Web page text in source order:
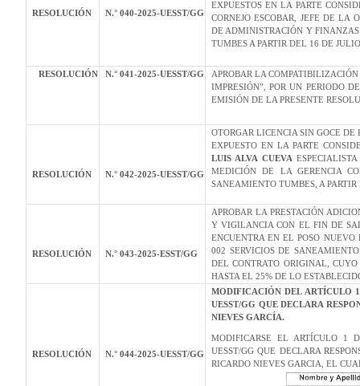
RESOLUCIÓN N.° 040-2025-UESST/GG
EXPUESTOS EN LA PARTE
CORNEJO ESCOBAR, JEFE DE
DE ADMINISTRACIÓN Y
TUMBES A PARTIR DEL 16 DE
RESOLUCIÓN N.° 041-2025-UESST/GG
APROBAR LA
IMPRESIÓN”, POR UN PERIODO
EMISIÓN DE LA PRESENTE
RESOLUCIÓN N.° 042-2025-UESST/GG
OTORGAR LICENCIA SIN GOCE DE
EXPUESTO EN LA PARTE
LUIS ALVA CUEVA
MEDICIÓN DE LA GERENCIA
SANEAMIENTO TUMBES, A
RESOLUCIÓN N.° 043-2025-ESST/GG
APROBAR LA PRESTACIÓN
Y VIGILANCIA CON EL FIN DE
ENCUENTRA EN EL POSO
002 SERVICIOS DE
DEL CONTRATO ORIGINAL, CUYO
HASTA EL 25% DE LO
RESOLUCIÓN N.° 044-2025-UESST/GG
MODIFICACIÓN DEL ARTÍCULO
UESST/GG QUE DECLARA
NIEVES GARCÍA.
MODIFICARSE EL ARTÍCULO 1
UESST/GG QUE DECLARA
RICARDO NIEVES GARCIA, EL